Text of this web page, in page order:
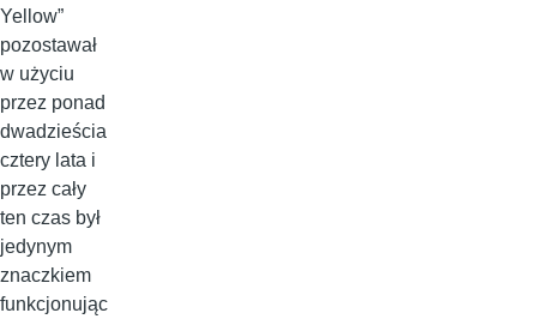
Yellow”
pozostawał
w użyciu
przez ponad
dwadzieścia
cztery lata i
przez cały
ten czas był
jedynym
znaczkiem
funkcjonując